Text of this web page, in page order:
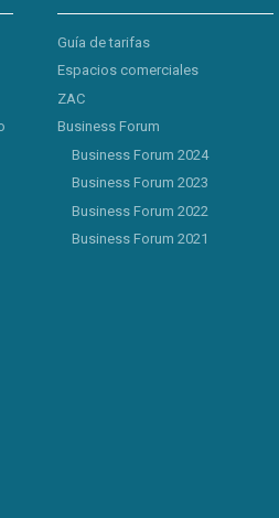
Guía de tarifas
Espacios comerciales
ZAC
Business Forum
Business Forum 2024
Business Forum 2023
Business Forum 2022
Business Forum 2021